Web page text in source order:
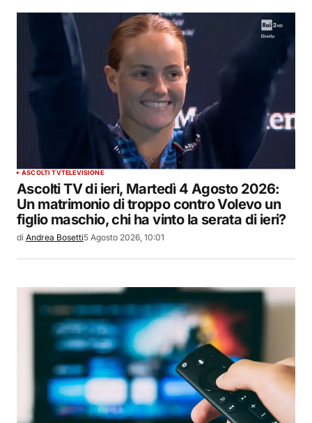
ASCOLTI TVTELEVISIONE
Ascolti TV di ieri, Martedì 4 Agosto 2026:
Un matrimonio di troppo contro Volevo un
figlio maschio, chi ha vinto la serata di ieri?
di Andrea Bosetti5 Agosto 2026, 10:01